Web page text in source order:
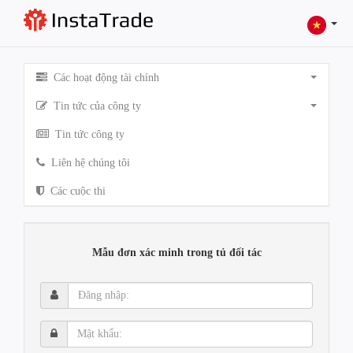
Các hoạt động tài chính
Tin tức của công ty
Tin tức công ty
Liên hệ chúng tôi
Các cuộc thi
Mẫu đơn xác minh trong tủ đối tác
Đăng
nhập:
Mật
khẩu: